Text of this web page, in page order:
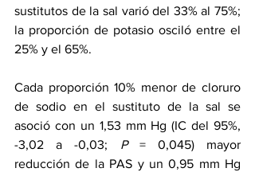
sustitutos de la sal varió del 33% al 75%;
la proporción de potasio osciló entre el
25% y el 65%.
Cada proporción 10% menor de cloruro
de sodio en el sustituto de la sal se
asoció con un 1,53 mm Hg (IC del 95%,
-3,02 a -0,03; P = 0,045) mayor
reducción de la PAS y un 0,95 mm Hg